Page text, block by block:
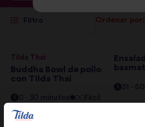
Filtro Ordenar por:
Tilda Thai
Buddha Bowl de pollo
con Tilda Thai
0 - 30 minutos Fácil
31 -